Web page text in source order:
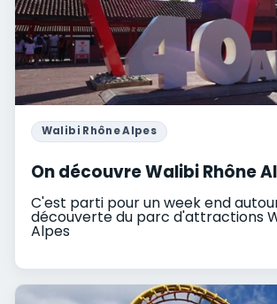
Walibi Rhône Alpes
On découvre Walibi Rhône
C'est parti pour un week end
découverte du parc d'attractions
Alpes